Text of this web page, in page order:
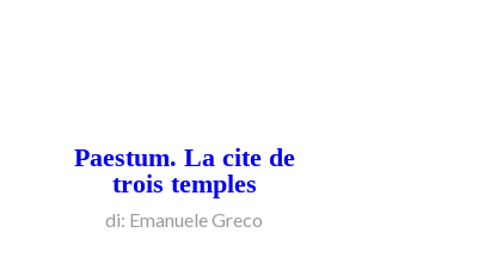
Paestum. La cite de
trois temples
di: Emanuele Greco